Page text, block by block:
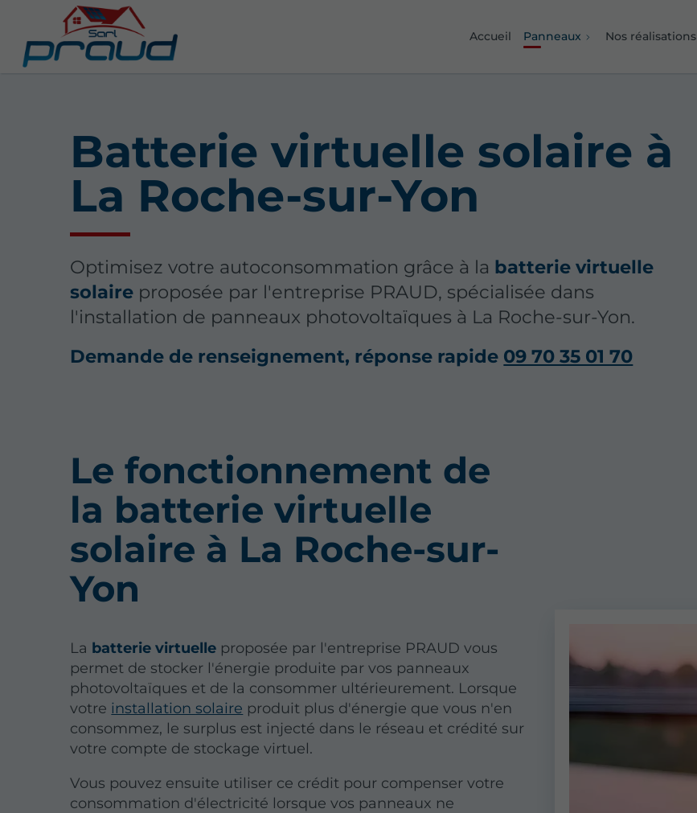
Accueil Panneaux Nos réalisations
Batterie virtuelle solaire à
La Roche-sur-Yon
Optimisez votre autoconsommation grâce à la batterie virtuelle
solaire proposée par l'entreprise PRAUD, spécialisée dans
l'installation de panneaux photovoltaïques à La Roche-sur-Yon.
Demande de renseignement, réponse rapide 09 70 35 01 70
Le fonctionnement de
la batterie virtuelle
solaire à La Roche-sur-
Yon
La batterie virtuelle proposée par l'entreprise PRAUD vous
permet de stocker l'énergie produite par vos panneaux
photovoltaïques et de la consommer ultérieurement. Lorsque
votre installation solaire produit plus d'énergie que vous n'en
consommez, le surplus est injecté dans le réseau et crédité sur
votre compte de stockage virtuel.
Vous pouvez ensuite utiliser ce crédit pour compenser votre
consommation d'électricité lorsque vos panneaux ne